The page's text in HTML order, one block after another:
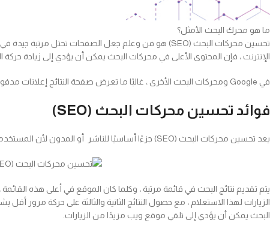
ما هو محرك البحث الأمثل؟
الإنترنت ، فإن المحتوى الأعلى في محركات البحث يمكن أن يؤدي إلى زيادة حركة
في Google ومحركات البحث الأخرى ، غالبًا ما تعرض صفحة النتائج إعلانات مدفوعة في أعلى الصفحة ، متبوعة بالنتائج العادية أو ما يسميه مسوقو البحث “نتائج البحث المجانية”.
فوائد تحسين محركات البحث (SEO)
يعد تحسين محركات البحث (SEO) جزءًا أساسيًا للناشر أو المدون لأن المستخدمون يعتمدون على البحث للتنقل بها عبر الويب.
البحث يمكن أن يؤدي إلى تلقي موقع ويب مزيدًا من الزيارات.